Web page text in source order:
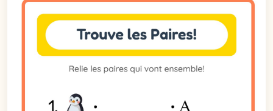
Question 2 : Relie Hippopotame, à gauche, à l'élément
Question 3 : Relie Loup, à gauche, à l'élément
Question 4 : Relie Antilope, à gauche, à l'élément
Question 5 : Relie Éléphant, à gauche, à l'élément
Question 6 : Relie Koala, à gauche, à l'élément